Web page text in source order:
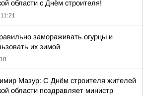
области с Днём строителя!
11:21
замораживать огурцы и
их зимой
Мазур: С Днём строителя жителей
области поздравляет министр